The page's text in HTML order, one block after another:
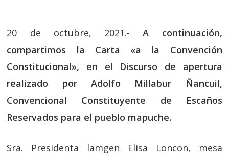
20 de octubre, 2021.-A continuación,
compartimos la Carta «a la Convención
Constitucional», en el Discurso de apertura
realizado por Adolfo Millabur Ñancuil,
Convencional Constituyente de Escaños
Reservados para el pueblo mapuche.
Sra. Presidenta lamgen Elisa Loncon, mesa